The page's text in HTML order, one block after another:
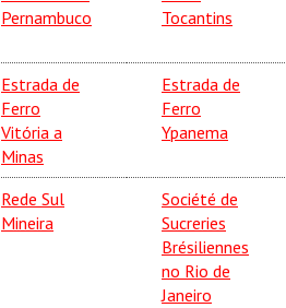
Pernambuco
Tocantins
Estrada de
Ferro
Vitória a
Minas
Estrada de
Ferro
Ypanema
Rede Sul
Mineira
Société de
Sucreries
Brésiliennes
no Rio de
Janeiro